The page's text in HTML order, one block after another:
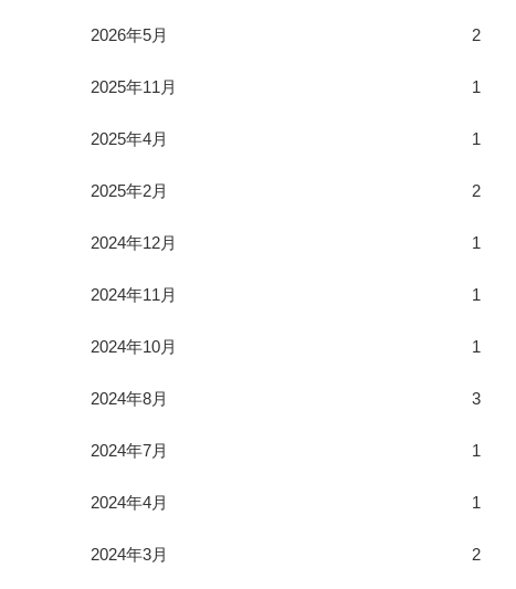
2026年5月 2
2025年11月 1
2025年4月 1
2025年2月 2
2024年12月 1
2024年11月 1
2024年10月 1
2024年8月 3
2024年7月 1
2024年4月 1
2024年3月 2